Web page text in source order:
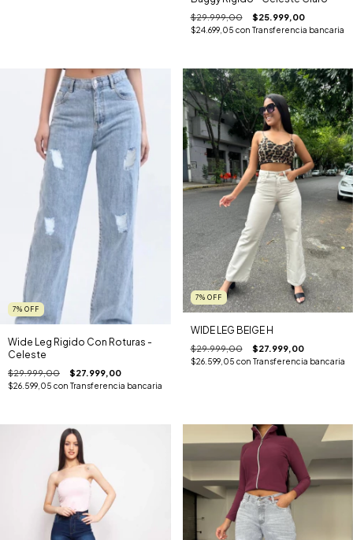
$29.999,00 $25.999,00
$24.699,05 con Transferencia bancaria
7% OFF
Wide Leg Rigido Con Roturas -
Celeste
$29.999,00 $27.999,00
$26.599,05 con Transferencia bancaria
7% OFF
WIDE LEG BEIGE H
$29.999,00 $27.999,00
$26.599,05 con Transferencia bancaria